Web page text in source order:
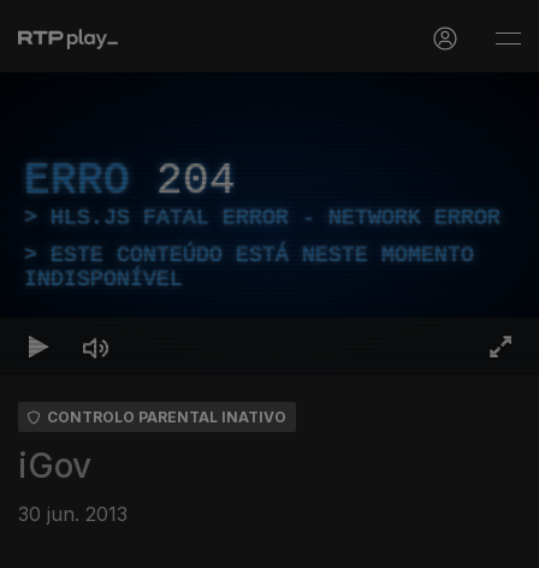
ERRO 204
HLS.JS FATAL ERROR - NETWORK ERROR
ESTE CONTEÚDO ESTÁ NESTE MOMENTO
INDISPONÍVEL
CONTROLO PARENTAL INATIVO
iGov
30 jun. 2013